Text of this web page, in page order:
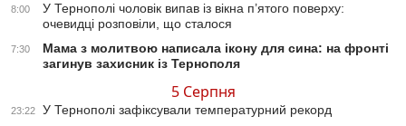
8:00
У Тернополі чоловік випав із вікна п’ятого поверху:
очевидці розповіли, що сталося
7:30
Мама з молитвою написала ікону для сина: на фронті
загинув захисник із Тернополя
5 Серпня
23:22 У Тернополі зафіксували температурний рекорд